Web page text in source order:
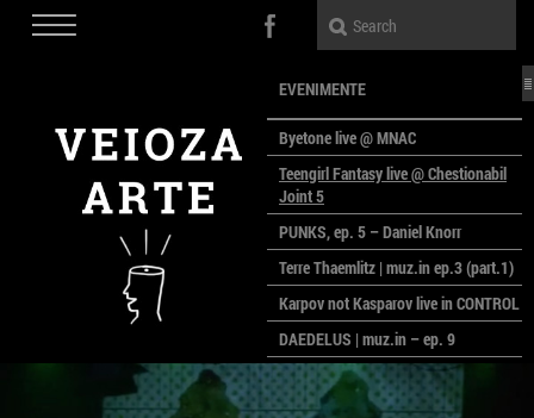
EVENIMENTE
Byetone live @ MNAC
Teengirl Fantasy live @ Chestionabil
Joint 5
PUNKS, ep. 5 – Daniel Knorr
Terre Thaemlitz | muz.in ep.3 (part.1)
Karpov not Kasparov live in CONTROL
DAEDELUS | muz.in – ep. 9
LALELE, LALELE – prima premieră a
anului la MACAZ